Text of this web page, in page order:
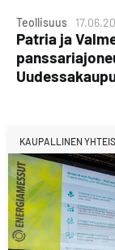
Teollisuus
Patria ja
KAUPALLINEN